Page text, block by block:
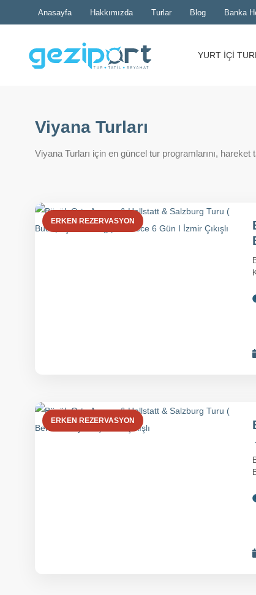
Anasayfa Hakkımızda Turlar Blog Banka
YURT İÇİ
Viyana Turları
Viyana Turları için en güncel tur programlarını,
ERKEN REZERVASYON
ERKEN REZERVASYON